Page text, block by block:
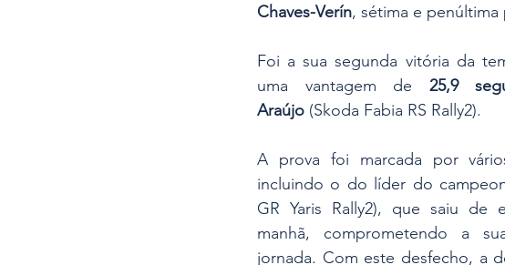
Chaves-Verín, sétima e penúltima
Foi a sua segunda vitória da
uma vantagem de 25,9
Araújo (Skoda Fabia RS Rally2).
A prova foi marcada por
incluindo o do líder do
GR Yaris Rally2), que saiu de
manhã, comprometendo a
jornada. Com este desfecho, a